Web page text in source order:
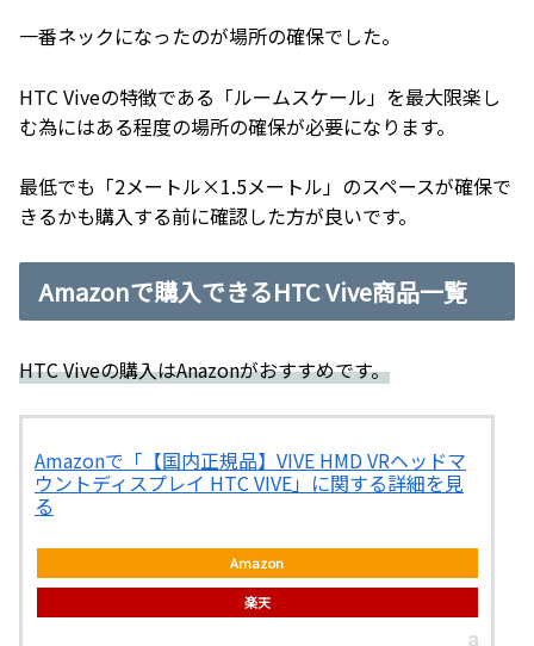
一番ネックになったのが場所の確保でした。
HTC Viveの特徴である「ルームスケール」を最大限楽し
む為にはある程度の場所の確保が必要になります。
最低でも「2メートル×1.5メートル」のスペースが確保で
きるかも購入する前に確認した方が良いです。
Amazonで購入できるHTC Vive商品一覧
HTC Viveの購入はAnazonがおすすめです。
Amazonで「【国内正規品】VIVE HMD VRヘッドマ
ウントディスプレイ HTC VIVE」に関する詳細を見
る
Amazon
楽天